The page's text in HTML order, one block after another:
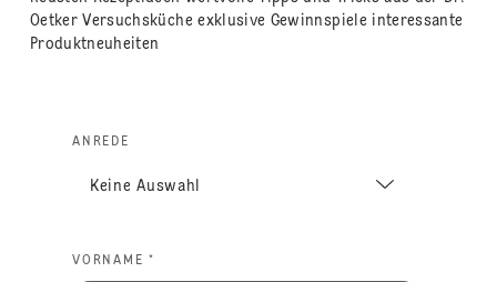
Oetker Versuchsküche exklusive Gewinnspiele interessante
Produktneuheiten
ANREDE
VORNAME *